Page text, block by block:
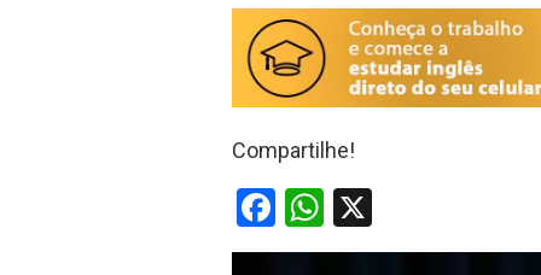
Compartilhe!
F
a
W
h